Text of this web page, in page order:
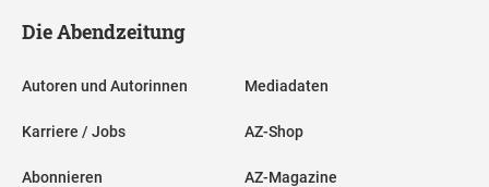
Die Abendzeitung
Autoren und Autorinnen
Karriere / Jobs
Abonnieren
Mediadaten
AZ-Shop
AZ-Magazine